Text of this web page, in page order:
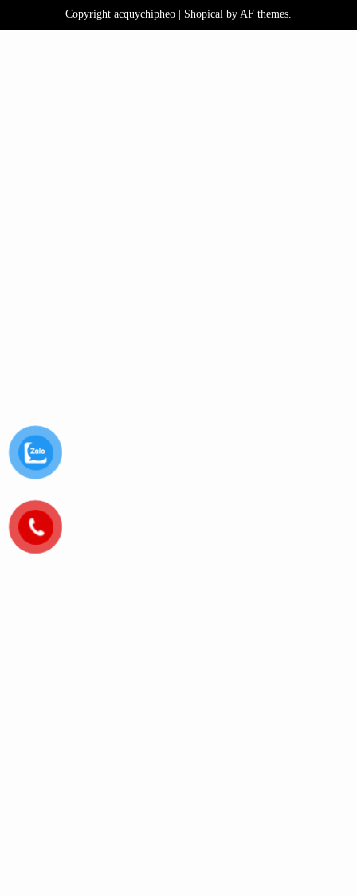
Copyright acquychipheo Shopical by AF themes.